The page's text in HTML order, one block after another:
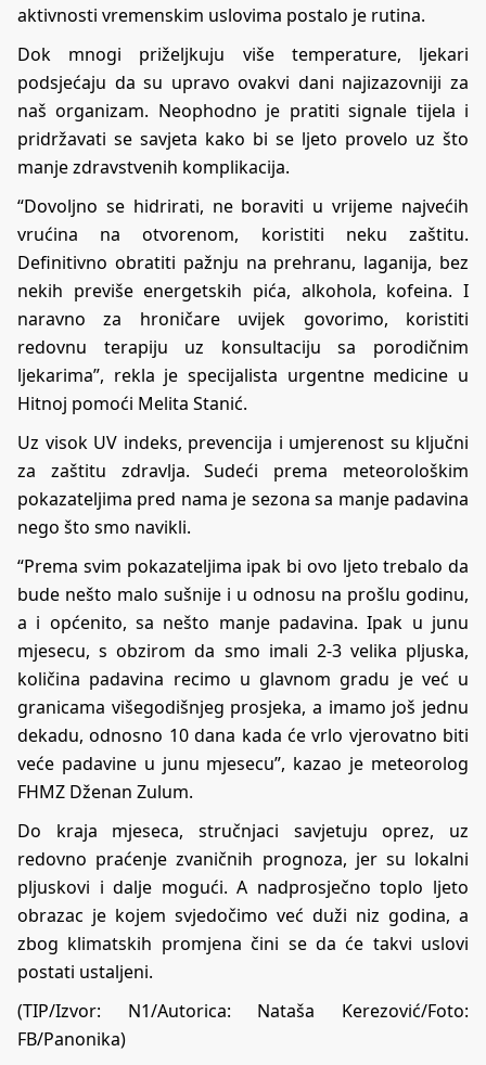
aktivnosti vremenskim uslovima postalo je rutina.
Dok mnogi priželjkuju više temperature, ljekari
podsjećaju da su upravo ovakvi dani najizazovniji za
naš organizam. Neophodno je pratiti signale tijela i
pridržavati se savjeta kako bi se ljeto provelo uz što
manje zdravstvenih komplikacija.
“Dovoljno se hidrirati, ne boraviti u vrijeme najvećih
vrućina na otvorenom, koristiti neku zaštitu.
Definitivno obratiti pažnju na prehranu, laganija, bez
nekih previše energetskih pića, alkohola, kofeina. I
naravno za hroničare uvijek govorimo, koristiti
redovnu terapiju uz konsultaciju sa porodičnim
ljekarima”, rekla je specijalista urgentne medicine u
Hitnoj pomoći Melita Stanić.
Uz visok UV indeks, prevencija i umjerenost su ključni
za zaštitu zdravlja. Sudeći prema meteorološkim
pokazateljima pred nama je sezona sa manje padavina
nego što smo navikli.
“Prema svim pokazateljima ipak bi ovo ljeto trebalo da
bude nešto malo sušnije i u odnosu na prošlu godinu,
a i općenito, sa nešto manje padavina. Ipak u junu
mjesecu, s obzirom da smo imali 2-3 velika pljuska,
količina padavina recimo u glavnom gradu je već u
granicama višegodišnjeg prosjeka, a imamo još jednu
dekadu, odnosno 10 dana kada će vrlo vjerovatno biti
veće padavine u junu mjesecu”, kazao je meteorolog
FHMZ Dženan Zulum.
Do kraja mjeseca, stručnjaci savjetuju oprez, uz
redovno praćenje zvaničnih prognoza, jer su lokalni
pljuskovi i dalje mogući. A nadprosječno toplo ljeto
obrazac je kojem svjedočimo već duži niz godina, a
zbog klimatskih promjena čini se da će takvi uslovi
postati ustaljeni.
(TIP/Izvor: N1/Autorica: Nataša Kerezović/Foto:
FB/Panonika)